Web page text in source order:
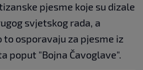
pjesme koje su dizale
svjetskog rada, a
osporavaju za pjesme iz
poput "Bojna Čavoglave".